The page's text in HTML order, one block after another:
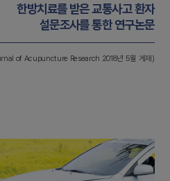
한방치료를 받은 교통사고 환자
설문조사를 통한 연구논문
of Acupuncture Research 2018년 5월 게재)